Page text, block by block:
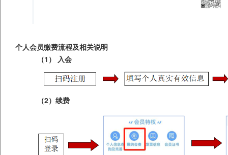
个人会员缴费流程及相关说明
（1）
入会
（2）续费